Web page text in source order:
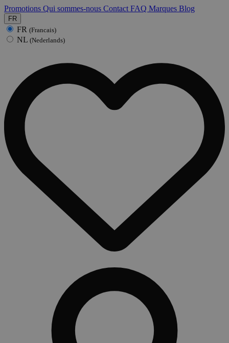
Promotions Qui sommes-nous Contact FAQ Marques Blog
FR
FR (Francais)
NL (Nederlands)